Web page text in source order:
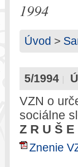
1994
Úvod >
5/1994
VZN o
sociálne
Z R U Š E
Znenie